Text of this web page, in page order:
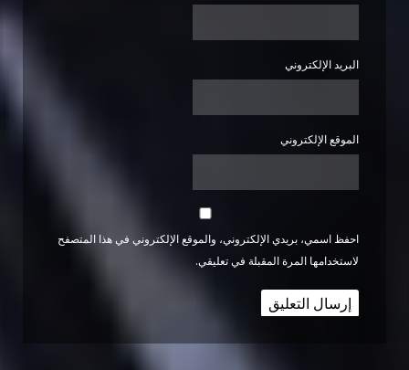
البريد الإلكتروني
الموقع الإلكتروني
احفظ اسمي، بريدي الإلكتروني، والموقع الإلكتروني في هذا المتصفح
لاستخدامها المرة المقبلة في تعليقي.